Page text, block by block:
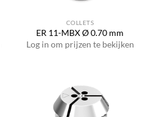
COLLETS
ER 11-MBX Ø 0.70 mm
Log in om prijzen te bekijken